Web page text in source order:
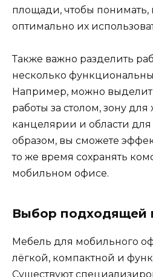
площади, чтобы понимать,
оптимально их
Также важно разделить
несколько
Например, можно
работы за столом, зону для
канцелярии и области для
образом, вы сможете
то же время сохранять
мобильном офисе.
Выбор подходящей
Мебель для мобильного
лёгкой, компактной и
Существуют